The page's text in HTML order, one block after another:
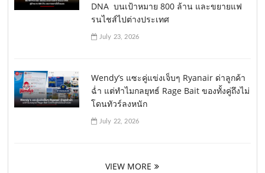
DNA บนเป้าหมาย 800 ล้าน และขยายแฟ
รนไชส์ไปต่างประเทศ
July 23, 2026
Wendy’s แซะคู่แข่งเจ็บๆ Ryanair ด่าลูกค้า
ฉ่ำ แต่ทำไมกลยุทธ์ Rage Bait ของทั้งคู่ถึงไม่
โดนทัวร์ลงหนัก
July 22, 2026
VIEW MORE